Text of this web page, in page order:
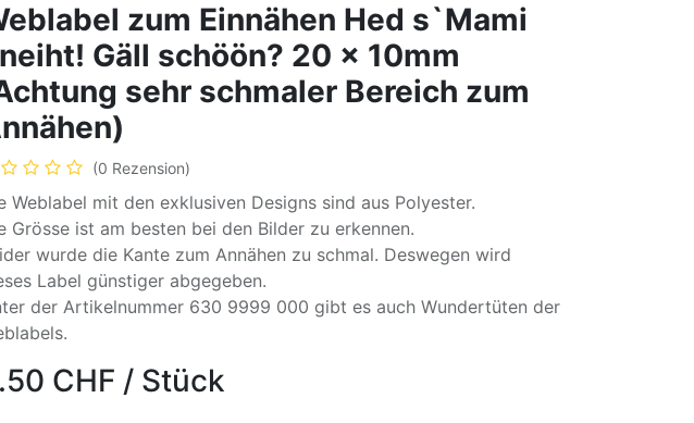
zum Einnähen Hed s`Mami
Gäll schöön? 20 x 10mm
sehr schmaler Bereich zum
(0 Rezension)
Weblabel mit den exklusiven Designs sind aus Polyester.
Grösse ist am besten bei den Bilder zu erkennen.
wurde die Kante zum Annähen zu schmal. Deswegen wird
Label günstiger abgegeben.
der Artikelnummer 630 9999 000 gibt es auch Wundertüten der
CHF / Stück